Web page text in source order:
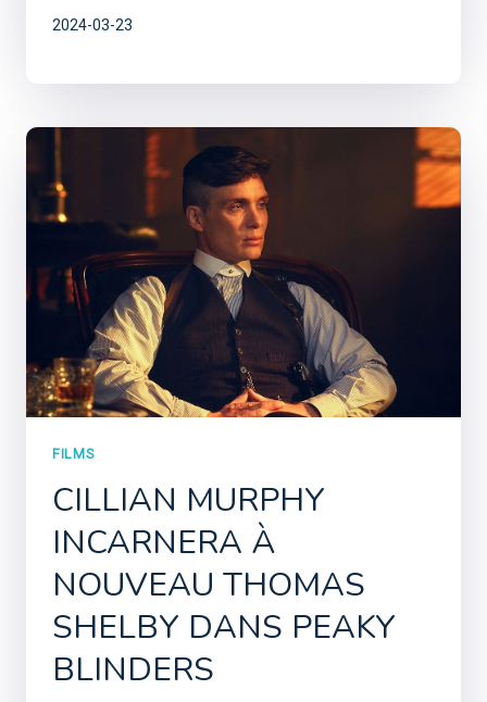
2024-03-23
FILMS
CILLIAN MURPHY
INCARNERA À
NOUVEAU THOMAS
SHELBY DANS PEAKY
BLINDERS